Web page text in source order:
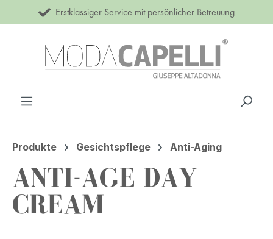
Zum Hauptinhalt springen
Erstklassiger Service mit persönlicher Betreuung
Produkte Gesichtspflege Anti-Aging
ANTI-AGE DAY
CREAM